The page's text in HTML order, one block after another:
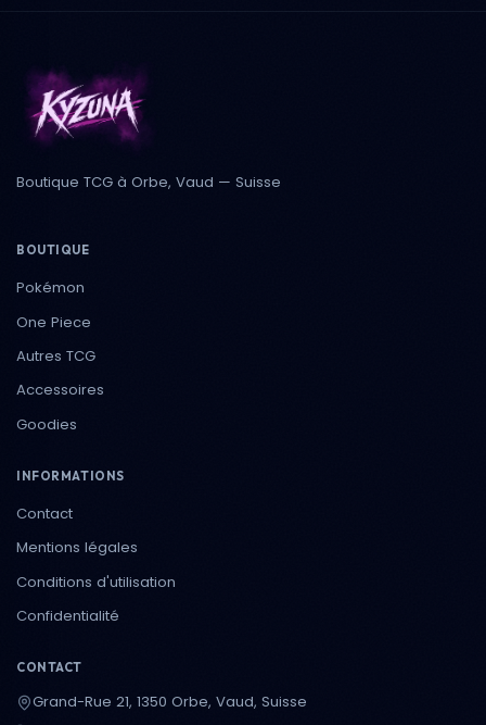
Boutique TCG à Orbe, Vaud — Suisse
BOUTIQUE
Pokémon
One Piece
Autres TCG
Accessoires
Goodies
INFORMATIONS
Contact
Mentions légales
Conditions d'utilisation
Confidentialité
CONTACT
Grand-Rue 21, 1350 Orbe, Vaud, Suisse